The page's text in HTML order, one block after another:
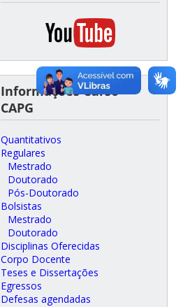
Informações Curso -
CAPG
Quantitativos
Regulares
Mestrado
Doutorado
Pós-Doutorado
Bolsistas
Mestrado
Doutorado
Disciplinas Oferecidas
Corpo Docente
Teses e Dissertações
Egressos
Defesas agendadas